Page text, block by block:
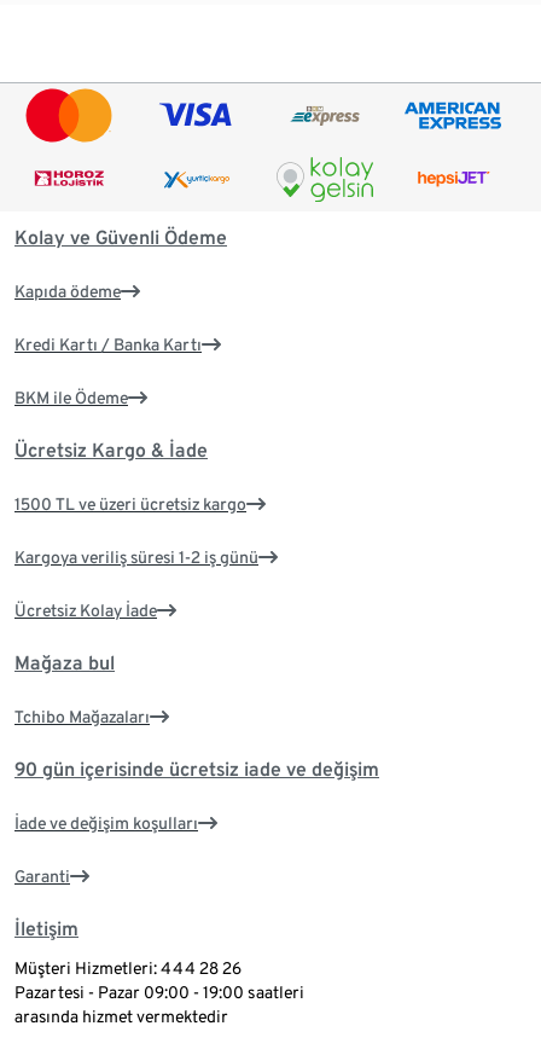
Kolay ve Güvenli Ödeme
Kapıda ödeme
Kredi Kartı / Banka Kartı
BKM ile Ödeme
Ücretsiz Kargo & İade
1500 TL ve üzeri ücretsiz kargo
Kargoya veriliş süresi 1-2 iş günü
Ücretsiz Kolay İade
Mağaza bul
Tchibo Mağazaları
90 gün içerisinde ücretsiz iade ve değişim
İade ve değişim koşulları
Garanti
İletişim
Müşteri Hizmetleri: 444 28 26
Pazartesi - Pazar 09:00 - 19:00 saatleri
arasında hizmet vermektedir